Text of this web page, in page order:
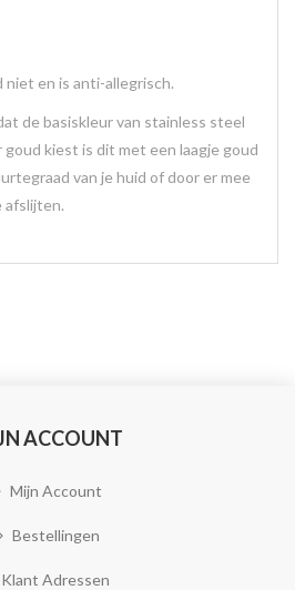
en is anti-allegrisch.
de basiskleur van stainless steel
goud kiest is dit met een laagje goud
van je huid of door er mee
afslijten.
ACCOUNT
Mijn Account
Bestellingen
Klant Adressen